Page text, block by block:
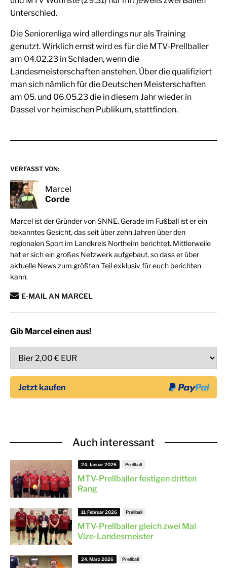
Unterschied.
Die Seniorenliga wird allerdings nur als Training
genutzt. Wirklich ernst wird es für die MTV-Prellballer
am 04.02.23 in Schladen, wenn die
Landesmeisterschaften anstehen. Über die qualifiziert
man sich nämlich für die Deutschen Meisterschaften
am 05. und 06.05.23 die in diesem Jahr wieder in
Dassel vor heimischen Publikum, stattfinden.
VERFASST VON:
Marcel
Corde
Marcel ist der Gründer von SNNE. Gerade im Fußball ist er ein
bekanntes Gesicht, das seit über zehn Jahren über den
regionalen Sport im Landkreis Northeim berichtet. Mittlerweile
hat er sich ein großes Netzwerk aufgebaut, so dass er über
aktuelle News zum größten Teil exklusiv für euch berichten
kann.
E-MAIL AN MARCEL
Gib Marcel einen aus!
Auch interessant
MTV-Prellballer festigen dritten
Rang
24. Januar 2026 Prellball
MTV-Prellballer gleich zwei Mal
Vize-Landesmeister
11. Februar 2026 Prellball
24. März 2026 Prellball